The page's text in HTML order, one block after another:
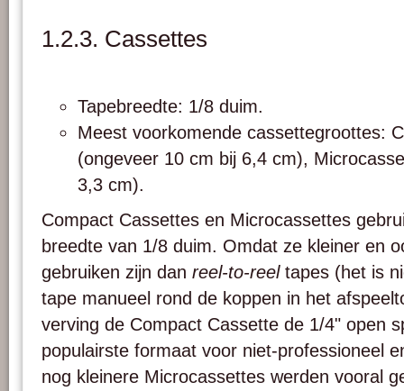
1.2.3. Cassettes
Tapebreedte: 1/8 duim.
Meest voorkomende cassettegroottes:
(ongeveer 10 cm bij 6,4 cm),
3,3 cm).
Compact Cassettes en Microcassettes
breedte van 1/8 duim. Omdat ze kleiner en
gebruiken zijn dan reel-to-reeltapes (het is
tape manueel rond de koppen in het
verving de Compact Cassette de 1/4" open
populairste formaat voor niet-professioneel
nog kleinere Microcassettes werden vooral